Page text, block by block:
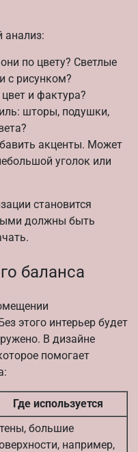
анализ:
по цвету? Светлые
с рисунком?
и фактура?
шторы, подушки,
акценты. Может
уголок или
становится
должны быть
баланса
этого интерьер будет
В дизайне
помогает
Где используется
большие
например,